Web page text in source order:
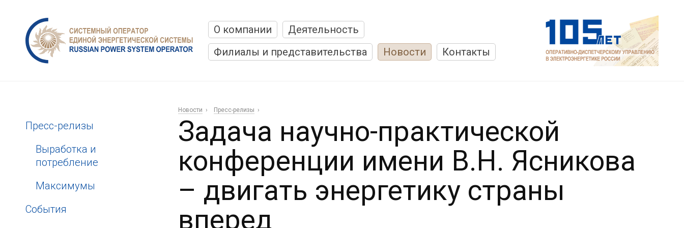
О компании
Деятельность
Филиалы и представительства
Новости Контакты
Пресс-релизы
Выработка и
потребление
Максимумы
События
Новости Пресс-релизы
Задача научно-практической
конференции имени В.Н. Ясникова
– двигать энергетику страны
вперед